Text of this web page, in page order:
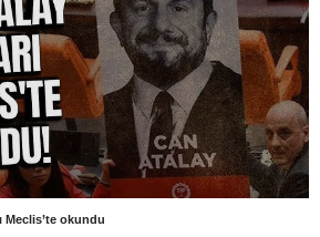
Meclis’te okundu